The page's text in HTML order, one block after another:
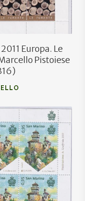
Europa. Le
Pistoiese